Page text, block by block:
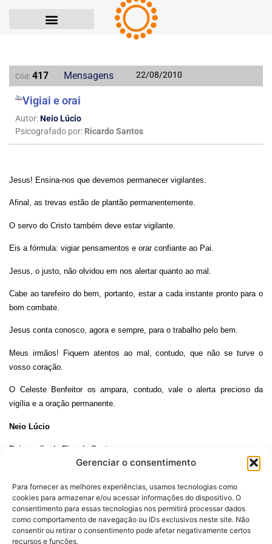
Gerenciar o consentimento
Para fornecer as melhores experiências, usamos tecnologias como
cookies para armazenar e/ou acessar informações do dispositivo. O
consentimento para essas tecnologias nos permitirá processar dados
como comportamento de navegação ou IDs exclusivos neste site. Não
consentir ou retirar o consentimento pode afetar negativamente certos
recursos e funções.
Cód: 417 Mensagens 22/08/2010
Vigiai e orai
Autor:Neio Lúcio
Psicografado por: Ricardo Santos
Jesus! Ensina-nos que devemos permanecer vigilantes.
Afinal, as trevas estão de plantão permanentemente.
O servo do Cristo também deve estar vigilante.
Eis a fórmula: vigiar pensamentos e orar confiante ao Pai.
Jesus, o justo, não olvidou em nos alertar quanto ao mal.
Cabe ao tarefeiro do bem, portanto, estar a cada instante pronto para o
bom combate.
Jesus conta conosco, agora e sempre, para o trabalho pelo bem.
Meus irmãos! Fiquem atentos ao mal, contudo, que não se turve o
vosso coração.
O Celeste Benfeitor os ampara, contudo, vale o alerta precioso da
vigília e a oração permanente.
Neio Lúcio
Psicografia de Ricardo Santos.